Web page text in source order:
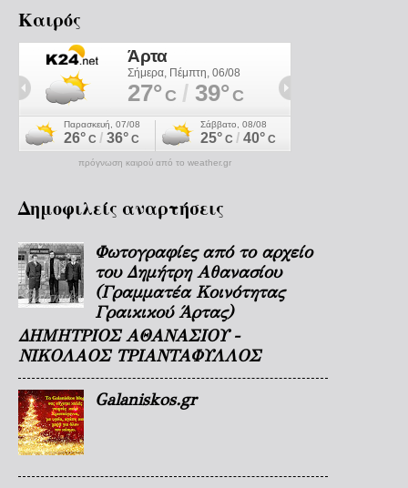
Καιρός
πρόγνωση καιρού από το weather.gr
Δημοφιλείς αναρτήσεις
Φωτογραφίες από το αρχείο
του Δημήτρη Αθανασίου
(Γραμματέα Κοινότητας
Γραικικού Άρτας)
ΔΗΜΗΤΡΙΟΣ ΑΘΑΝΑΣΙΟΥ -
ΝΙΚΟΛΑΟΣ ΤΡΙΑΝΤΑΦΥΛΛΟΣ
Galaniskos.gr